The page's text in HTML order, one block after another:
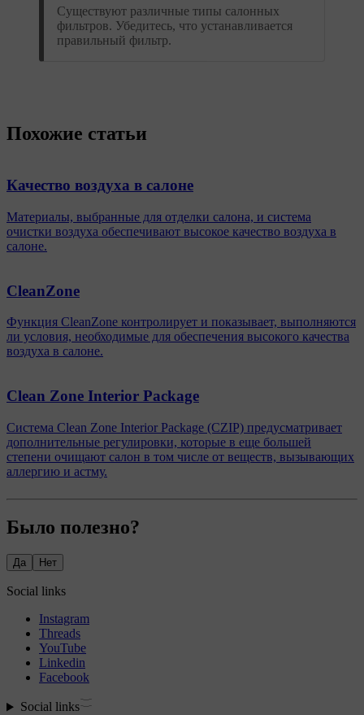
Существуют различные типы салонных
фильтров. Убедитесь, что устанавливается
правильный фильтр.
Похожие статьи
Качество воздуха в салоне
Материалы, выбранные для отделки салона, и система
очистки воздуха обеспечивают высокое качество воздуха в
салоне.
CleanZone
Функция CleanZone контролирует и показывает, выполняются
ли условия, необходимые для обеспечения высокого качества
воздуха в салоне.
Clean Zone Interior Package
Система Clean Zone Interior Package (CZIP) предусматривает
дополнительные регулировки, которые в еще большей
степени очищают салон в том числе от веществ, вызывающих
аллергию и астму.
Было полезно?
Да Нет